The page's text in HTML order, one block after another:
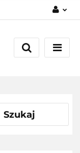
Załóż konto
Szukaj